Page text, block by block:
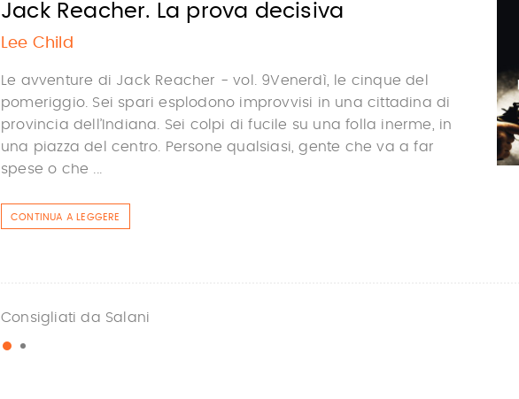
Jack Reacher. La prova decisiva
Lee Child
Le avventure di Jack Reacher - vol. 9Venerdì, le cinque del
pomeriggio. Sei spari esplodono improvvisi in una cittadina di
provincia dell’Indiana. Sei colpi di fucile su una folla inerme, in
una piazza del centro. Persone qualsiasi, gente che va a far
spese o che ...
CONTINUA A LEGGERE
Consigliati da Salani